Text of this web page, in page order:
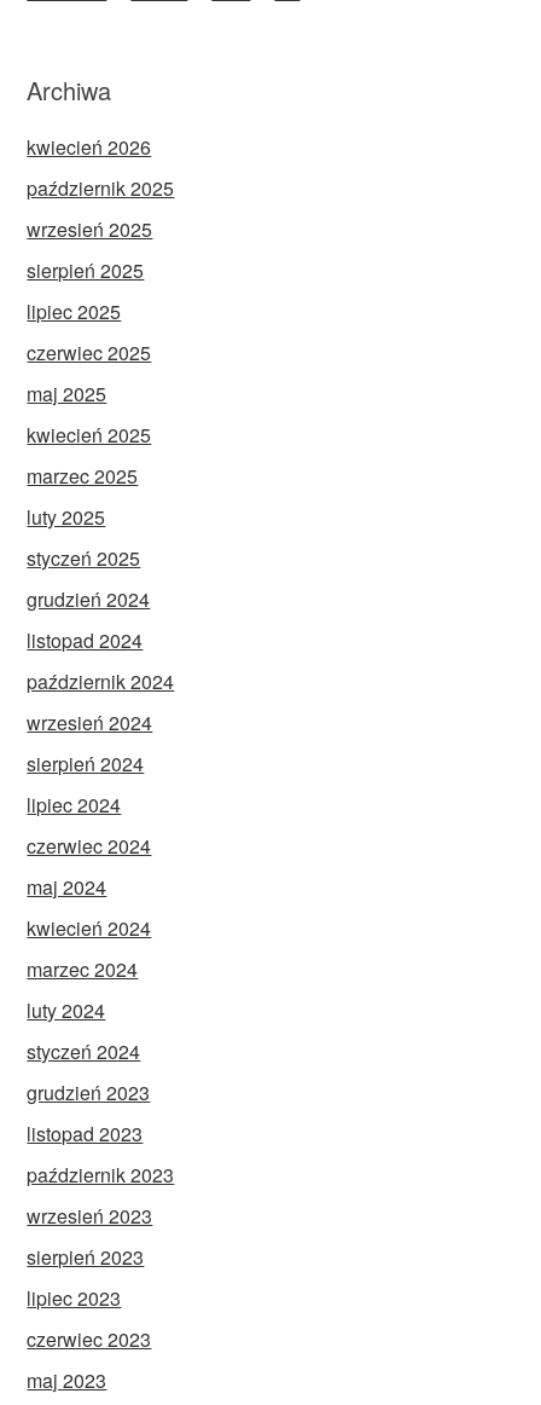
Archiwa
kwiecień 2026
październik 2025
wrzesień 2025
sierpień 2025
lipiec 2025
czerwiec 2025
maj 2025
kwiecień 2025
marzec 2025
luty 2025
styczeń 2025
grudzień 2024
listopad 2024
październik 2024
wrzesień 2024
sierpień 2024
lipiec 2024
czerwiec 2024
maj 2024
kwiecień 2024
marzec 2024
luty 2024
styczeń 2024
grudzień 2023
listopad 2023
październik 2023
wrzesień 2023
sierpień 2023
lipiec 2023
czerwiec 2023
maj 2023